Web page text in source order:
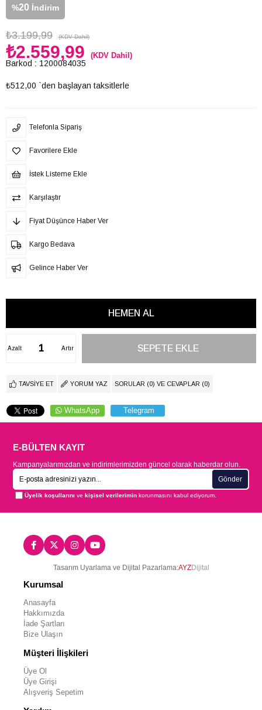
%20 İndirim
₺3.199,99 (KDV Dahil)
₺2.559,99 (KDV Dahil)
Barkod : 1200084035
₺512,00 `den başlayan taksitlerle
Telefonla Sipariş
Favorilere Ekle
İstek Listeme Ekle
Karşılaştır
Fiyat Düşünce Haber Ver
Kargo Bedava
Gelince Haber Ver
Artır
Azalt
TAVSIYE ET YORUM YAZ SORULAR (0) VE CEVAPLAR (0)
WhatsApp Telegram
E-BÜLTEN KAYIT
Kampanyalarımızdan ve indirimlerimizden güncel olarak haberdar olun.
Gönder
Üyelik koşullarını vekişisel verilerimin korunmasını kabul ediyorum.
Tasarım Uyarlama ve Dijital Pazarlama:AYZDijital
Kurumsal
Anasayfa
Hakkımızda
İade Şartları
Bize Ulaşın
Müşteri İlişkileri
Üye Ol
Üye Girişi
Alışveriş Sepetim